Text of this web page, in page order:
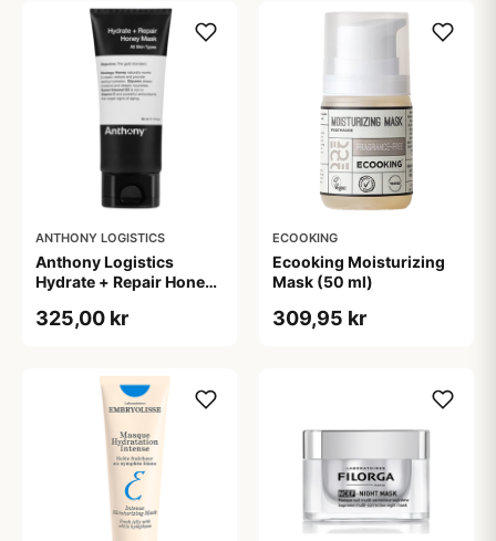
ANTHONY LOGISTICS
Anthony Logistics
Hydrate + Repair Honey
325,00 kr
ECOOKING
Ecooking Moisturizing
Mask (50 ml)
309,95 kr